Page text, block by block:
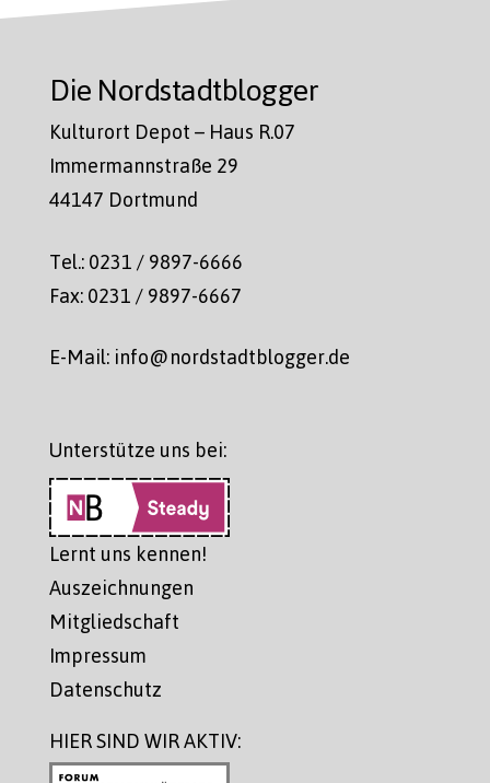
Die Nordstadtblogger
Kulturort Depot – Haus R.07
Immermannstraße 29
44147 Dortmund
Tel.: 0231 / 9897-6666
Fax: 0231 / 9897-6667
E-Mail: info@nordstadtblogger.de
Unterstütze uns bei:
Lernt uns kennen!
Auszeichnungen
Mitgliedschaft
Impressum
Datenschutz
HIER SIND WIR AKTIV: